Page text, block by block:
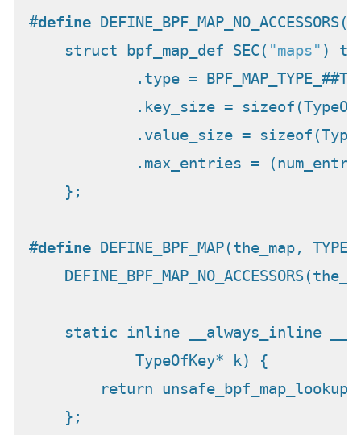
#define
    struct bpf_map_def SEC(
"maps" )
.type =
.key_size =
.value_size =
.max_entries =
    };
#define DEFINE_BPF_MAP(the_map,
static inline __always_inline
TypeOfKey* k) {
return
};